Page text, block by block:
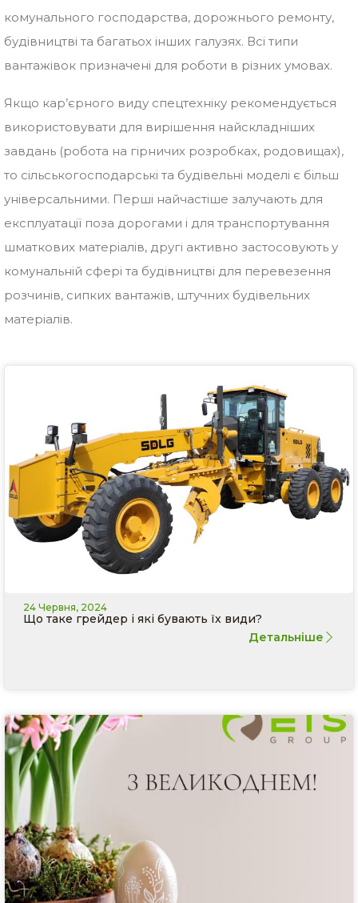
комунального господарства, дорожнього ремонту,
будівництві та багатьох інших галузях. Всі типи
вантажівок призначені для роботи в різних умовах.
Якщо кар’єрного виду спецтехніку рекомендується
використовувати для вирішення найскладніших
завдань (робота на гірничих розробках, родовищах),
то сільськогосподарські та будівельні моделі є більш
універсальними. Перші найчастіше залучають для
експлуатації поза дорогами і для транспортування
шматкових матеріалів, другі активно застосовують у
комунальній сфері та будівництві для перевезення
розчинів, сипких вантажів, штучних будівельних
матеріалів.
24 Червня, 2024
Що таке грейдер і які бувають їх види?
Детальніше